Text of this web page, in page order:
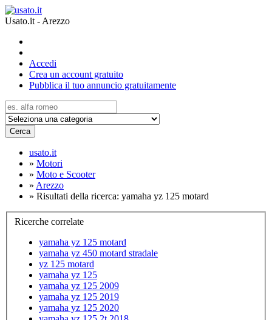
Usato.it - Arezzo
Accedi
Crea un account gratuito
Pubblica il tuo annuncio gratuitamente
Cerca
usato.it
» Motori
» Moto e Scooter
» Arezzo
» Risultati della ricerca: yamaha yz 125 motard
Ricerche correlate
yamaha yz 125 motard
yamaha yz 450 motard stradale
yz 125 motard
yamaha yz 125
yamaha yz 125 2009
yamaha yz 125 2019
yamaha yz 125 2020